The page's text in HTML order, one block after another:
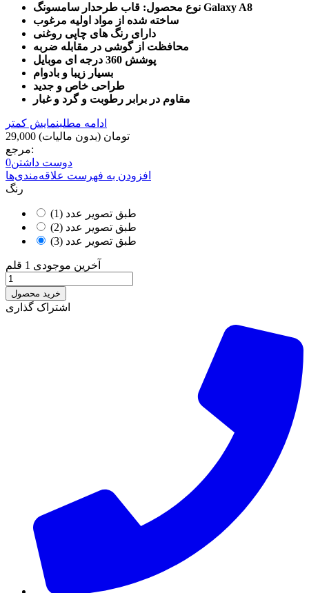
نوع محصول: قاب طرحدار سامسونگ Galaxy A8
ساخته شده از مواد اولیه مرغوب
دارای رنگ های چاپی روغنی
محافظت از گوشی در مقابله ضربه
پوشش 360 درجه ای موبایل
بسیار زیبا و بادوام
طراحی خاص و جدید
مقاوم در برابر رطوبت و گرد و غبار
ادامه مطلبنمایش کمتر
29,000 تومان (بدون مالیات)
مرجع:
دوست داشتن0
افزودن به فهرست علاقه‌مندی‌ها
رنگ
طبق تصویر عدد (1)
طبق تصویر عدد (2)
طبق تصویر عدد (3)
آخرین موجودی 1 قلم
خرید محصول
اشتراک گذاری